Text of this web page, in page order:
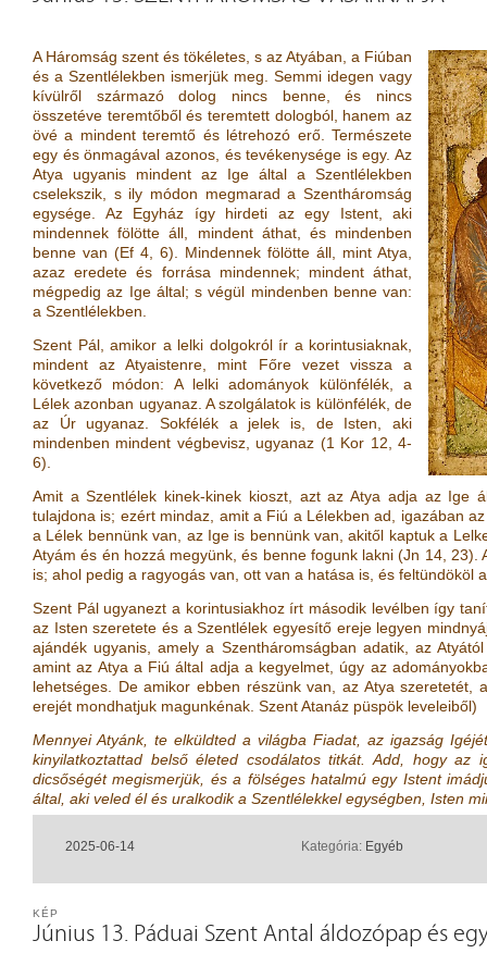
A Háromság szent és tökéletes, s az Atyában, a Fiúban
és a Szentlélekben ismerjük meg. Semmi idegen vagy
kívülről származó dolog nincs benne, és nincs
összetéve teremtőből és teremtett dologból, hanem az
övé a mindent teremtő és létrehozó erő. Természete
egy és önmagával azonos, és tevékenysége is egy. Az
Atya ugyanis mindent az Ige által a Szentlélekben
cselekszik, s ily módon megmarad a Szentháromság
egysége. Az Egyház így hirdeti az egy Istent, aki
mindennek fölötte áll, mindent áthat, és mindenben
benne van (Ef 4, 6) . Mindennek fölötte áll, mint Atya,
azaz eredete és forrása mindennek; mindent áthat,
mégpedig az Ige által; s végül mindenben benne van:
a Szentlélekben.
Szent Pál, amikor a lelki dolgokról ír a korintusiaknak,
mindent az Atyaistenre, mint Főre vezet vissza a
következő módon: A lelki adományok különfélék, a
Lélek azonban ugyanaz. A szolgálatok is különfélék, de
az Úr ugyanaz. Sokfélék a jelek is, de Isten, aki
mindenben mindent végbevisz, ugyanaz (1 Kor 12, 4-
6)
Amit a Szentlélek kinek-kinek kioszt, azt az Atya adja az Ige
tulajdona is; ezért mindaz, amit a Fiú a Lélekben ad, igazában
a Lélek bennünk van, az Ige is bennünk van, akitől kaptuk a
Atyám és én hozzá megyünk, és benne fogunk lakni(Jn 14, 23)
is; ahol pedig a ragyogás van, ott van a hatása is, és feltündököl
Szent Pál ugyanezt a korintusiakhoz írt második levélben így
az Isten szeretete és a Szentlélek egyesítő ereje legyen
ajándék ugyanis, amely a Szentháromságban adatik, az
amint az Atya a Fiú által adja a kegyelmet, úgy az
lehetséges. De amikor ebben részünk van, az Atya szeretetét,
erejét mondhatjuk magunkénak. Szent Atanáz püspök leveleiből)
Mennyei Atyánk, te elküldted a világba Fiadat, az igazság
kinyilatkoztattad belső életed csodálatos titkát. Add, hogy az
dicsőségét megismerjük, és a fölséges hatalmú egy Istent
által, aki veled él és uralkodik a Szentlélekkel egységben, Isten
2025-06-14 Kategória: Egyéb
Június 13. Páduai Szent Antal áldozópap és
KÉP